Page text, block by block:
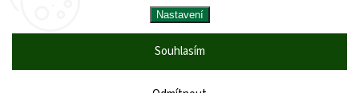
Nastavení
Souhlasím
www.zdravivkosiku.cz
Upravit nastavení cookies
VytvořilShoptet | Design